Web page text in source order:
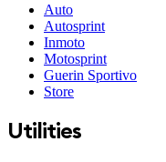
Auto
Autosprint
Inmoto
Motosprint
Guerin Sportivo
Store
Utilities